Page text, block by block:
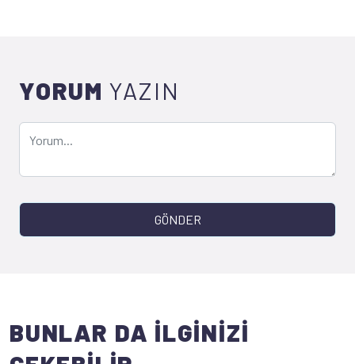
YORUM YAZIN
GÖNDER
BUNLAR DA İLGİNİZİ